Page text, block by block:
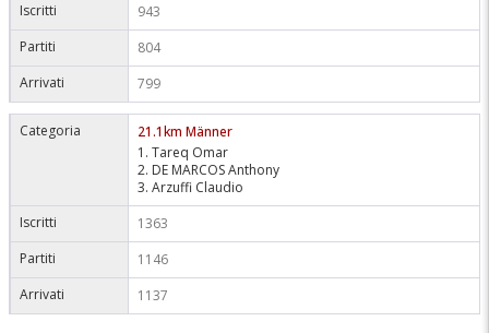
Iscritti
Partiti
Arrivati
943
804
799
Categoria
Iscritti
Partiti
Arrivati
21.1km Männer
1. Tareq Omar
2. DE MARCOS Anthony
3. Arzuffi Claudio
1363
1146
1137